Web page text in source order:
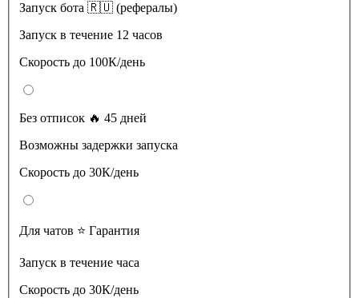
Запуск бота 🇷🇺 (рефералы)
Запуск в течение 12 часов
Скорость до 100К/день
Без отписок 🔥 45 дней
Возможны задержки запуска
Скорость до 30К/день
Для чатов ⭐️ Гарантия
Запуск в течение часа
Скорость до 30К/день